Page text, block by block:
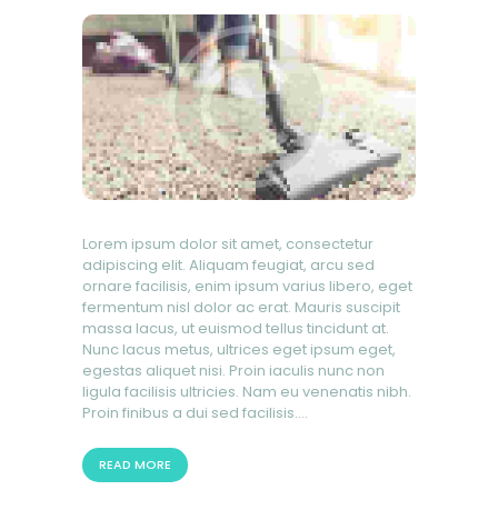
Lorem ipsum dolor sit amet, consectetur
adipiscing elit. Aliquam feugiat, arcu sed
ornare facilisis, enim ipsum varius libero, eget
fermentum nisl dolor ac erat. Mauris suscipit
massa lacus, ut euismod tellus tincidunt at.
Nunc lacus metus, ultrices eget ipsum eget,
egestas aliquet nisi. Proin iaculis nunc non
ligula facilisis ultricies. Nam eu venenatis nibh.
Proin finibus a dui sed facilisis.…
READ MORE